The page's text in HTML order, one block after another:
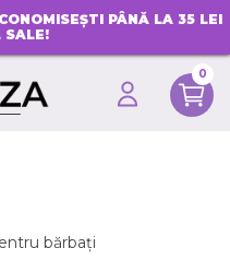
PÂNĂ LA 35 LEI
SALE!
0
bărbați